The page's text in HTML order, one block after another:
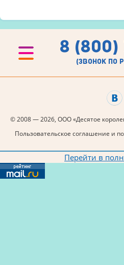
8 (800)
(звонок по
© 2008 — 2026, ООО «Десятое
Пользовательское соглашение и
Перейти в